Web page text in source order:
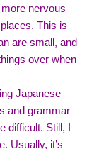
nervous
This is
are small, and
over when
Japanese
and grammar
difficult. Still, I
Usually, it’s